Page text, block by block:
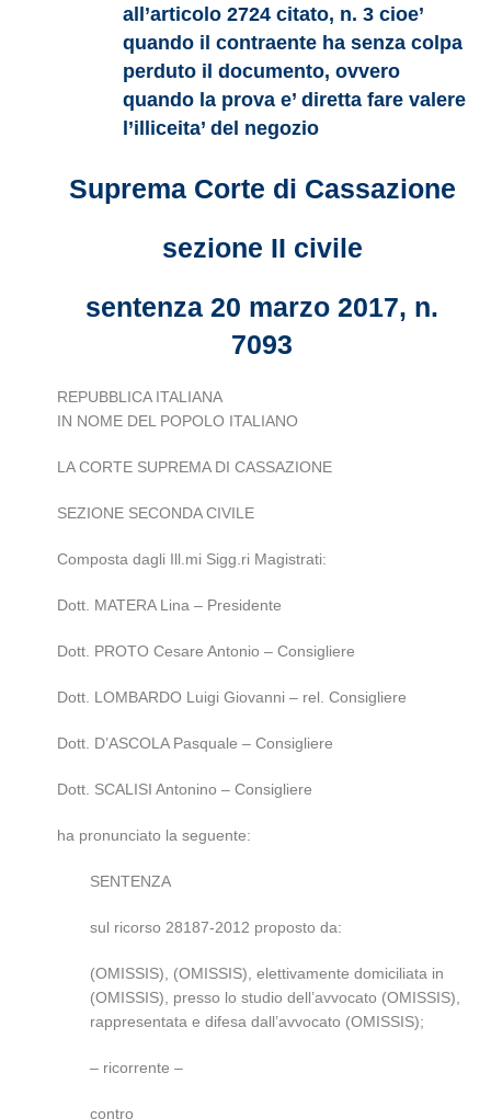
all’articolo 2724 citato, n. 3 cioe’
quando il contraente ha senza colpa
perduto il documento, ovvero
quando la prova e’ diretta fare valere
l’illiceita’ del negozio
Suprema Corte di Cassazione
sezione II civile
sentenza 20 marzo 2017, n.
7093
REPUBBLICA ITALIANA
IN NOME DEL POPOLO ITALIANO
LA CORTE SUPREMA DI CASSAZIONE
SEZIONE SECONDA CIVILE
Composta dagli Ill.mi Sigg.ri Magistrati:
Dott. MATERA Lina – Presidente
Dott. PROTO Cesare Antonio – Consigliere
Dott. LOMBARDO Luigi Giovanni – rel. Consigliere
Dott. D’ASCOLA Pasquale – Consigliere
Dott. SCALISI Antonino – Consigliere
ha pronunciato la seguente:
SENTENZA
sul ricorso 28187-2012 proposto da:
(OMISSIS), (OMISSIS), elettivamente domiciliata in
(OMISSIS), presso lo studio dell’avvocato (OMISSIS),
rappresentata e difesa dall’avvocato (OMISSIS);
– ricorrente –
contro